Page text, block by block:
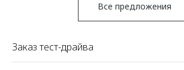
Все предложения
Заказ тест-драйва